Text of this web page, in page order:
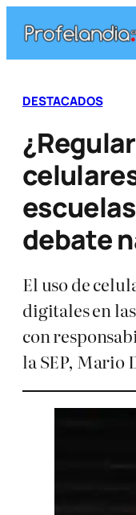
contenido
DESTACADOS
debate
El uso de
digitales en
con
la SEP, Mario